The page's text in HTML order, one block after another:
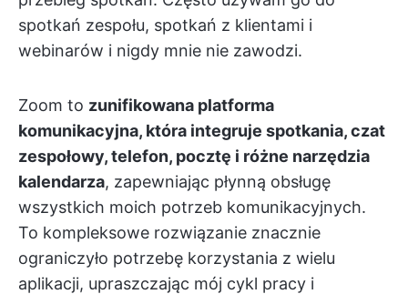
spotkań zespołu, spotkań z klientami i
webinarów i nigdy mnie nie zawodzi.
Zoom to zunifikowana platforma
komunikacyjna, która integruje spotkania, czat
zespołowy, telefon, pocztę i różne narzędzia
kalendarza, zapewniając płynną obsługę
wszystkich moich potrzeb komunikacyjnych.
To kompleksowe rozwiązanie znacznie
ograniczyło potrzebę korzystania z wielu
aplikacji, upraszczając mój cykl pracy i